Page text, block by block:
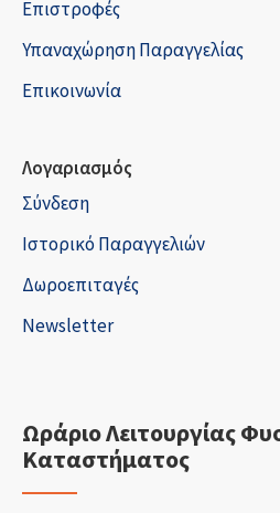
Επιστροφές
Υπαναχώρηση Παραγγελίας
Επικοινωνία
Λογαριασμός
Σύνδεση
Ιστορικό Παραγγελιών
Δωροεπιταγές
Newsletter
Ωράριο Λειτουργίας
Καταστήματος